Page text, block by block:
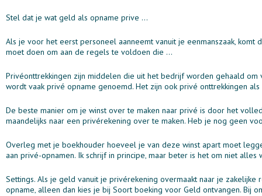
Stel dat je wat geld als opname prive ...
Als je voor het eerst personeel aanneemt vanuit je eenmanszaak‚
moet doen om aan de regels te voldoen die ...
Privéonttrekkingen zijn middelen die uit het bedrijf worden gehaald
wordt vaak privé opname genoemd. Het zijn ook privé onttrekkingen
De beste manier om je winst over te maken naar privé is door het
maandelijks naar een privérekening over te maken. Heb je nog geen
Overleg met je boekhouder hoeveel je van deze winst apart moet
aan privé-opnamen. Ik schrijf in principe‚ maar beter is het om niet
Settings. Als je geld vanuit je privérekening overmaakt naar je
opname‚ alleen dan kies je bij Soort boeking voor Geld ontvangen. Bij